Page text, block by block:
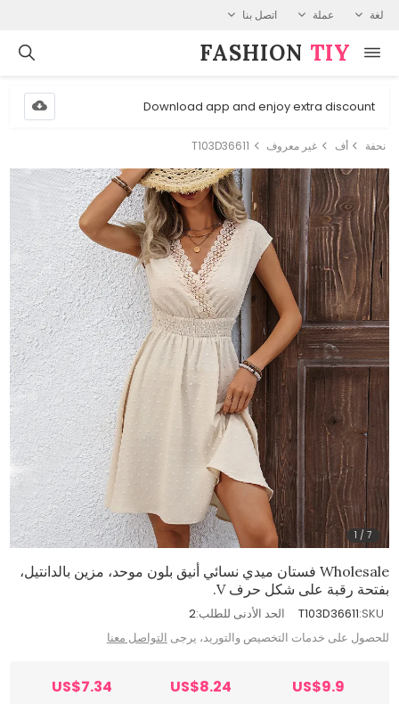
لغة عملة اتصل بنا
FASHION⁠ TIY
Download app and enjoy extra discount
نحفة أف غير معروف T103D36611
1 /7
Wholesale فستان ميدي نسائي أنيق بلون موحد، مزين بالدانتيل،
بفتحة رقبة على شكل حرف V.
SKU:
T103D36611 الحد الأدنى للطلب:2
للحصول على خدمات التخصيص والتوريد، يرجى التواصل معنا
US$9.9
US$8.24
US$7.34